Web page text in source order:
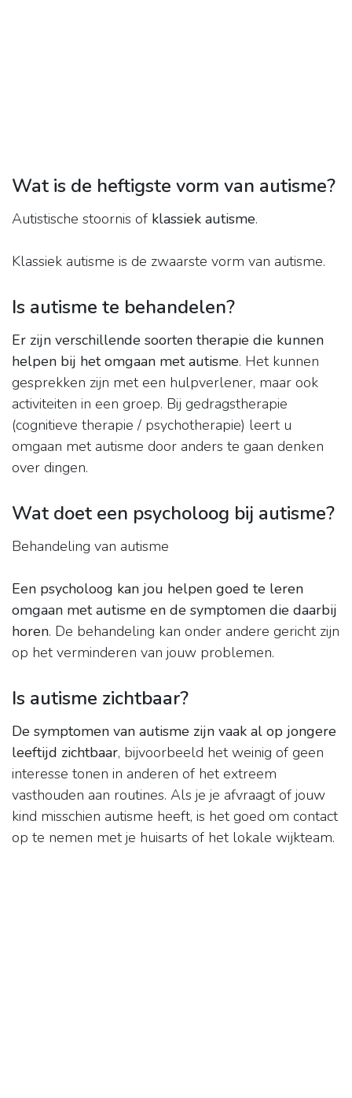
Wat is de heftigste vorm van autisme?
Autistische stoornis of klassiek autisme.
Klassiek autisme is de zwaarste vorm van autisme.
Is autisme te behandelen?
Er zijn verschillende soorten therapie die kunnen
helpen bij het omgaan met autisme. Het kunnen
gesprekken zijn met een hulpverlener, maar ook
activiteiten in een groep. Bij gedragstherapie
(cognitieve therapie / psychotherapie) leert u
omgaan met autisme door anders te gaan denken
over dingen.
Wat doet een psycholoog bij autisme?
Behandeling van autisme
Een psycholoog kan jou helpen goed te leren
omgaan met autisme en de symptomen die daarbij
horen. De behandeling kan onder andere gericht zijn
op het verminderen van jouw problemen.
Is autisme zichtbaar?
De symptomen van autisme zijn vaak al op jongere
leeftijd zichtbaar, bijvoorbeeld het weinig of geen
interesse tonen in anderen of het extreem
vasthouden aan routines. Als je je afvraagt of jouw
kind misschien autisme heeft, is het goed om contact
op te nemen met je huisarts of het lokale wijkteam.